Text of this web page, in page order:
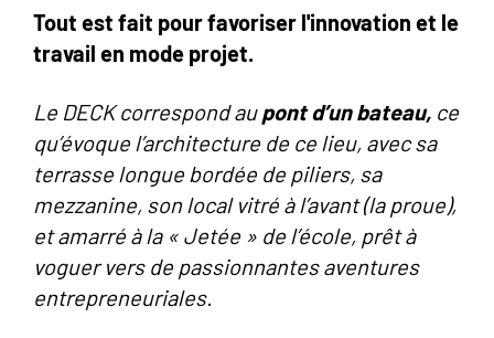
Tout est fait pour favoriser l'innovation et le
travail en mode projet.
Le DECK correspond aupont d’un bateau, ce
qu’évoque l’architecture de ce lieu, avec sa
terrasse longue bordée de piliers, sa
mezzanine, son local vitré à l’avant (la proue),
et amarré à la « Jetée » de l’école, prêt à
voguer vers de passionnantes aventures
entrepreneuriales.